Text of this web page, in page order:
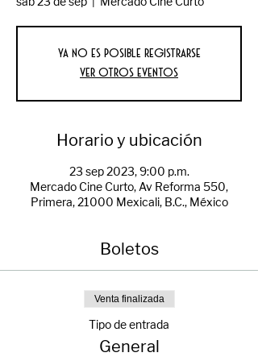
Ya no es posible registrarse
Ver otros eventos
Horario y ubicación
23 sep 2023, 9:00 p.m.
Mercado Cine Curto, Av Reforma 550,
Primera, 21000 Mexicali, B.C., México
Boletos
Venta finalizada
Tipo de entrada
General